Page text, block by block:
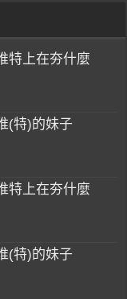
特上在夯什麼
(特)的妹子
特上在夯什麼
(特)的妹子